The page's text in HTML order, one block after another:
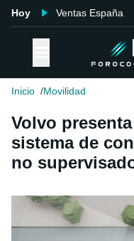
Hoy Ventas España
Inicio Movilidad
Volvo
sistema de
no